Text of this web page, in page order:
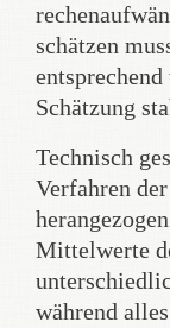
schätzen
Schätzung
Technisch
Verfahren
Mittelwerte
während